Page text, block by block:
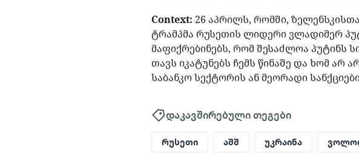
Context: 26 აპრილს, რომში,
ტრამპმა რუსეთის ლიდერი ვლადიმერ
მაფიქრებინებს, რომ შესაძლოა
თავს იკატუნებს ჩემს წინაშე და ხომ არ
საბანკო სექტორის ან მეორადი
დაკავშირებული თეგები
რუსეთი აშშ უკრაინა